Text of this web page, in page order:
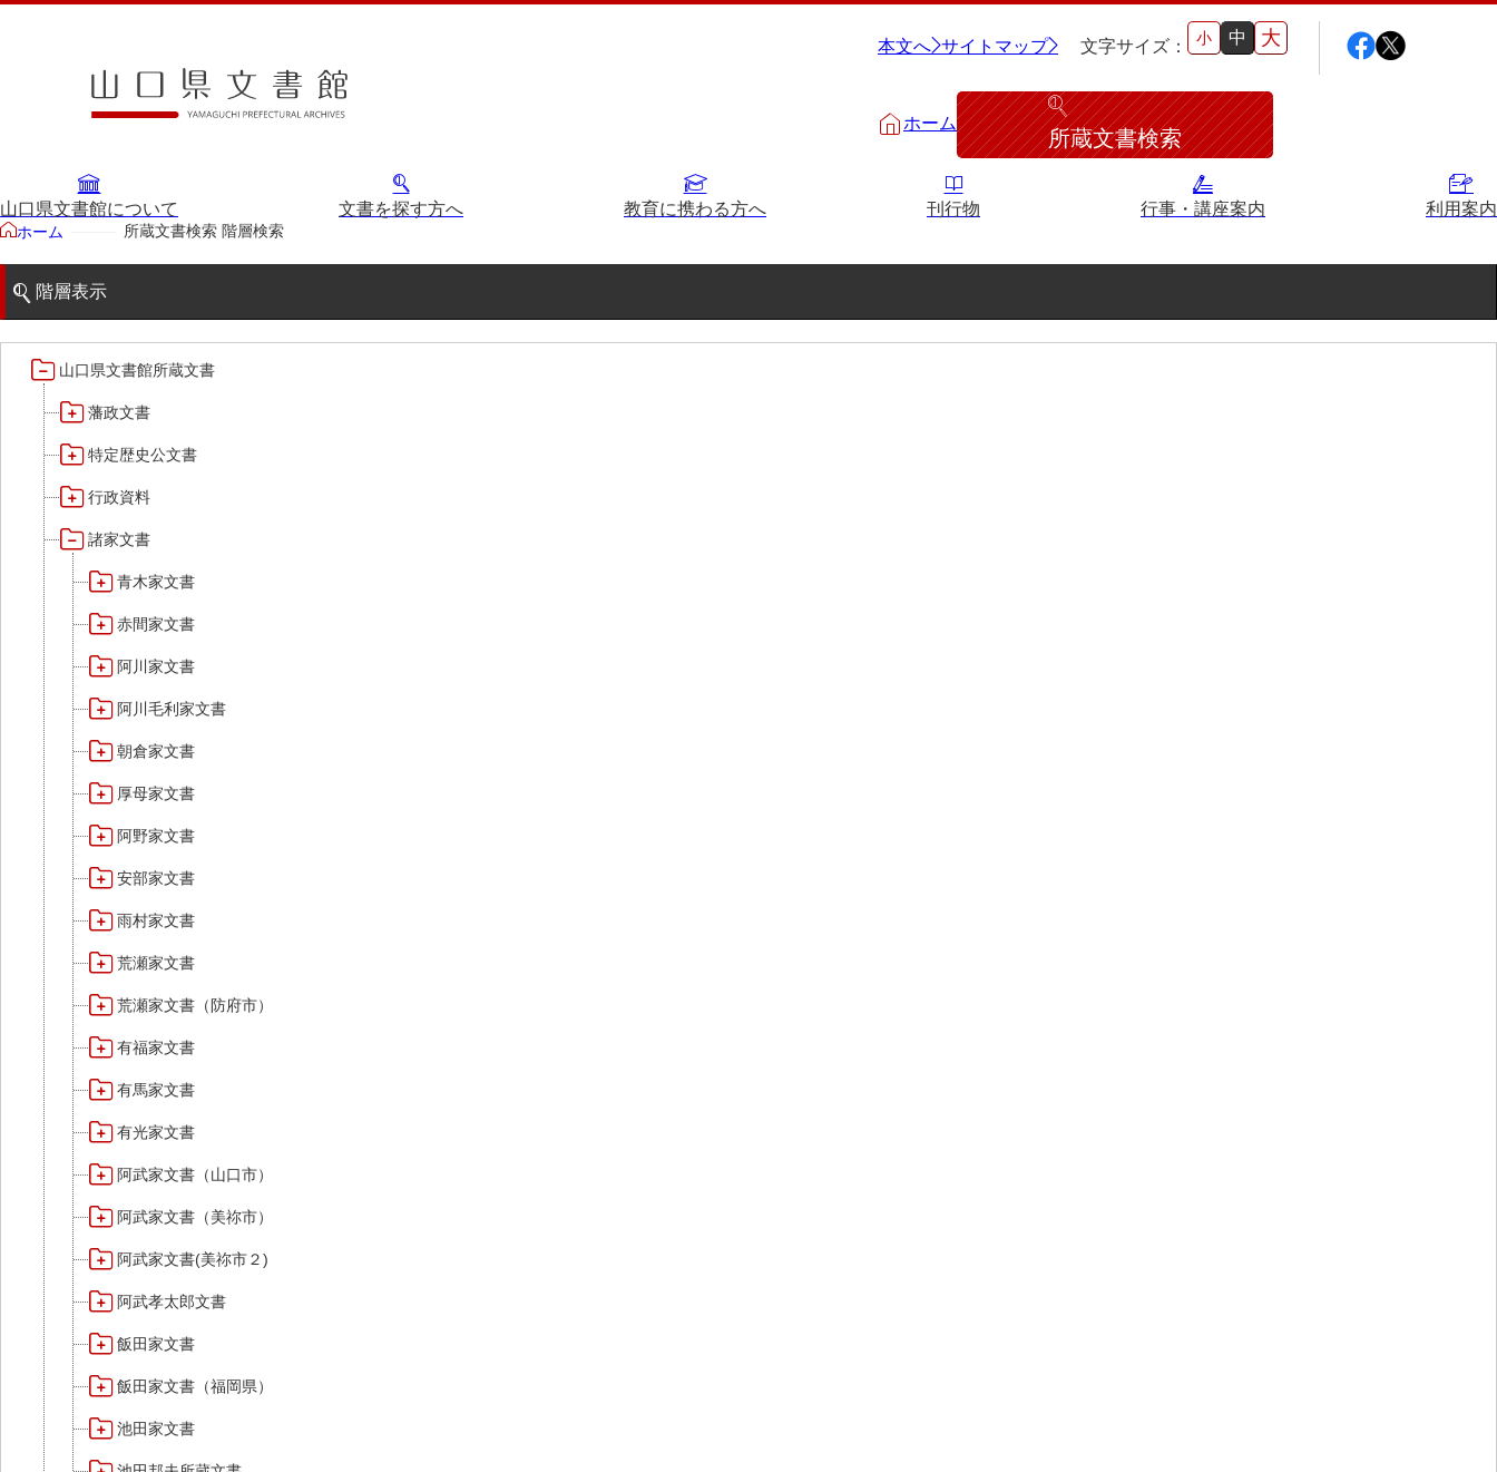
本文へ サイトマップ 文字サイズ： 小 中 大
ホーム
所蔵文書検索
山口県文書館について 文書を探す方へ 教育に携わる方へ 刊行物 行事・講座案内 利用案内
ホーム 所蔵文書検索 階層検索
階層表示
山口県文書館所蔵文書
藩政文書
特定歴史公文書
行政資料
諸家文書
青木家文書
赤間家文書
阿川家文書
阿川毛利家文書
朝倉家文書
厚母家文書
阿野家文書
安部家文書
雨村家文書
荒瀬家文書
荒瀬家文書（防府市）
有福家文書
有馬家文書
有光家文書
阿武家文書（山口市）
阿武家文書（美祢市）
阿武家文書(美祢市２)
阿武孝太郎文書
飯田家文書
飯田家文書（福岡県）
池田家文書